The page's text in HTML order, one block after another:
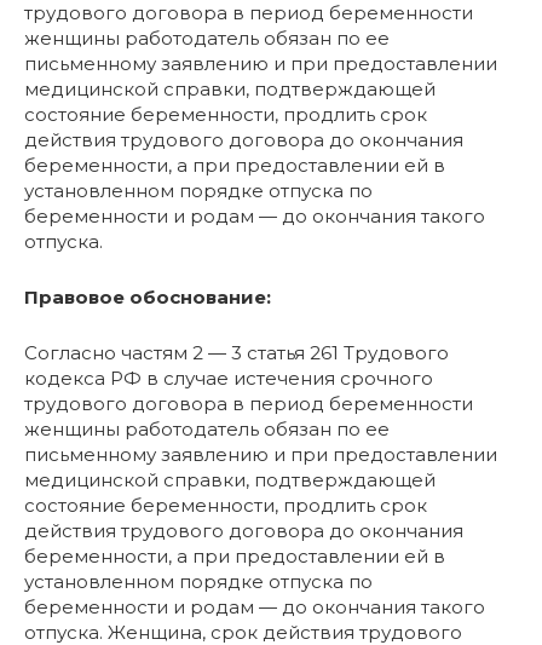
трудового договора в период беременности
женщины работодатель обязан по ее
письменному заявлению и при предоставлении
медицинской справки, подтверждающей
состояние беременности, продлить срок
действия трудового договора до окончания
беременности, а при предоставлении ей в
установленном порядке отпуска по
беременности и родам — до окончания такого
отпуска.
Правовое обоснование:
Согласно частям 2 — 3 статья 261 Трудового
кодекса РФ в случае истечения срочного
трудового договора в период беременности
женщины работодатель обязан по ее
письменному заявлению и при предоставлении
медицинской справки, подтверждающей
состояние беременности, продлить срок
действия трудового договора до окончания
беременности, а при предоставлении ей в
установленном порядке отпуска по
беременности и родам — до окончания такого
отпуска. Женщина, срок действия трудового